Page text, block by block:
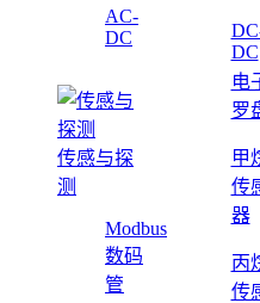
AC-
DC
DC
传感与探
测
Modbus
数码
管
电
罗
甲
传
器
丙
传